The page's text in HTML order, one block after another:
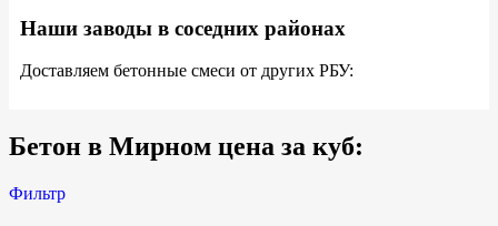
Наши заводы в соседних районах
Доставляем бетонные смеси от других РБУ:
Бетон в Мирном цена за куб:
Фильтр